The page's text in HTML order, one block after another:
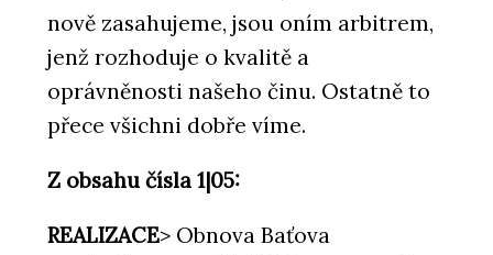
nově zasahujeme, jsou oním arbitrem,
jenž rozhoduje o kvalitě a
oprávněnosti našeho činu. Ostatně to
přece všichni dobře víme.
Z obsahu čísla 1|05:
REALIZACE> Obnova Baťova